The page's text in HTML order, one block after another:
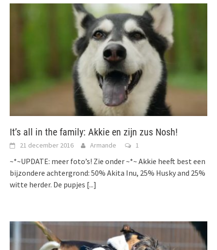
It’s all in the family: Akkie en zijn zus Nosh!
21 december 2016 Armande 1
~*~UPDATE: meer foto’s! Zie onder ~*~ Akkie heeft best een
bijzondere achtergrond: 50% Akita Inu, 25% Husky and 25%
witte herder. De pupjes [...]